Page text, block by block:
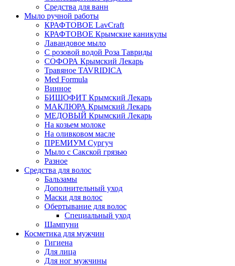
Средства для ванн
Мыло ручной работы
КРАФТОВОЕ LavCraft
КРАФТОВОЕ Крымские каникулы
Лавандовое мыло
С розовой водой Роза Тавриды
СОФОРА Крымский Лекарь
Травяное TAVRIDICA
Med Formula
Винное
БИШОФИТ Крымский Лекарь
МАКЛЮРА Крымский Лекарь
МЕДОВЫЙ Крымский Лекарь
На козьем молоке
На оливковом масле
ПРЕМИУМ Сургуч
Мыло с Сакской грязью
Разное
Средства для волос
Бальзамы
Дополнительный уход
Маски для волос
Обертывание для волос
Специальный уход
Шампуни
Косметика для мужчин
Гигиена
Для лица
Для ног мужчины